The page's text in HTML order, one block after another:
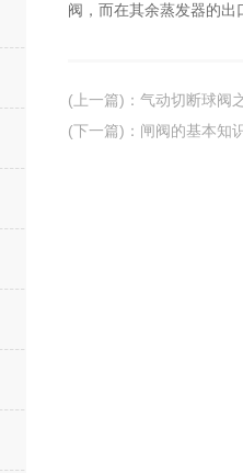
阀，而在其余蒸发器的
(上一篇) ： 气动切断球阀
(下一篇) ： 闸阀的基本知